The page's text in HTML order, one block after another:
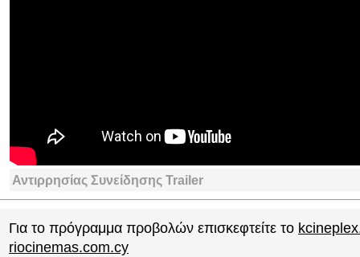
Αντιρρησίας Συνείδησης Trailer
Για το πρόγραμμα προβολών επισκεφτείτε το
riocinemas.com.cy